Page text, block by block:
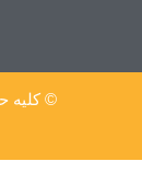
© کلیه